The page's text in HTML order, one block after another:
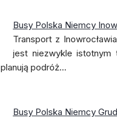
Busy Polska Niemcy
Transport z
jest niezwykle istotnym
podróż…
Busy Polska Niemcy